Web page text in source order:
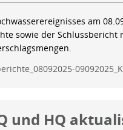
am
sowie der Schlussbericht
und HQ